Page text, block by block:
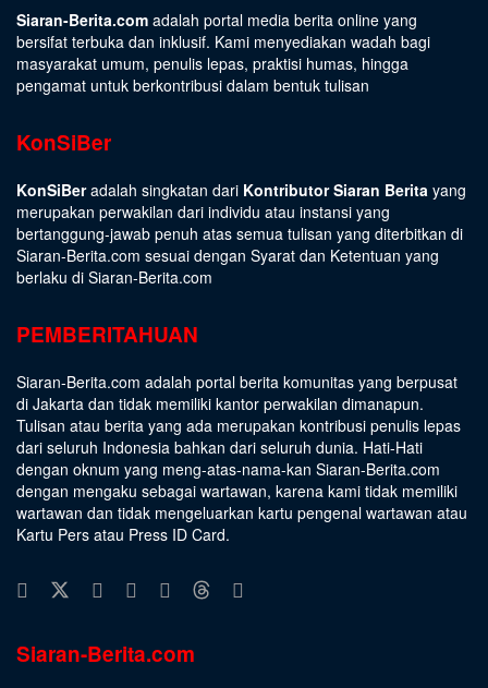
Siaran-Berita.com adalah portal media berita online yang
bersifat terbuka dan inklusif. Kami menyediakan wadah bagi
masyarakat umum, penulis lepas, praktisi humas, hingga
pengamat untuk berkontribusi dalam bentuk tulisan
KonSiBer
KonSiBeradalah singkatan dari Kontributor Siaran Berita yang
merupakan perwakilan dari individu atau instansi yang
bertanggung-jawab penuh atas semua tulisan yang diterbitkan di
Siaran-Berita.com sesuai dengan Syarat dan Ketentuan yang
berlaku di Siaran-Berita.com
PEMBERITAHUAN
Siaran-Berita.com adalah portal berita komunitas yang berpusat
di Jakarta dan tidak memiliki kantor perwakilan dimanapun.
Tulisan atau berita yang ada merupakan kontribusi penulis lepas
dari seluruh Indonesia bahkan dari seluruh dunia. Hati-Hati
dengan oknum yang meng-atas-nama-kan Siaran-Berita.com
dengan mengaku sebagai wartawan, karena kami tidak memiliki
wartawan dan tidak mengeluarkan kartu pengenal wartawan atau
Kartu Pers atau Press ID Card.
Siaran-Berita.com